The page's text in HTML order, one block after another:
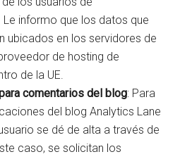
informo que los datos que
ubicados en los servidores de
de hosting de
de la UE.
comentarios del blog: Para
del blog Analytics Lane
se dé de alta a través de
caso, se solicitan los